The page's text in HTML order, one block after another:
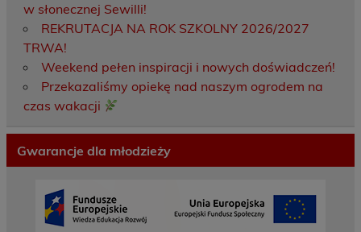
w słonecznej Sewilli!
REKRUTACJA NA ROK SZKOLNY 2026/2027
TRWA!
Weekend pełen inspiracji i nowych doświadczeń!
Przekazaliśmy opiekę nad naszym ogrodem na
czas wakacji
Gwarancje dla młodzieży